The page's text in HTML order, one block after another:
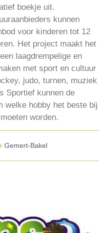
boekje uit.
kunnen
voor kinderen tot 12
Het project maakt het
laagdrempelige en
met sport en cultuur
judo, turnen, muziek
Sportief kunnen de
welke hobby het beste bij
worden.
Gemert-Bakel